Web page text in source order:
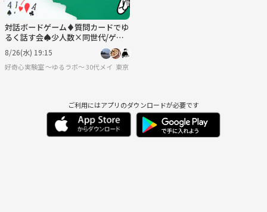
対話ボードゲーム♦️質問カードでゆ
るく話す会♠少人数×同世代/ゲー
ム感覚でゆるく/初対面でも会話し
やすい
8/26(水) 19:15
好奇心実験室 ～ゆるラボ～ 30代メイン東京
ご利用にはアプリのダウンロードが必要です